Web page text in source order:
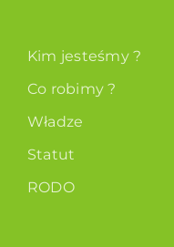
Kim jesteśmy ?
Co robimy ?
Władze
Statut
RODO